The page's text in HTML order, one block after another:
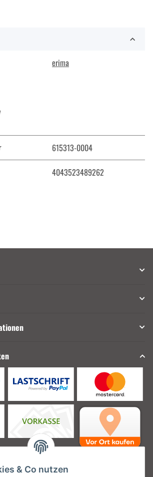
erima
615313-0004
4043523489262
& Co nutzen